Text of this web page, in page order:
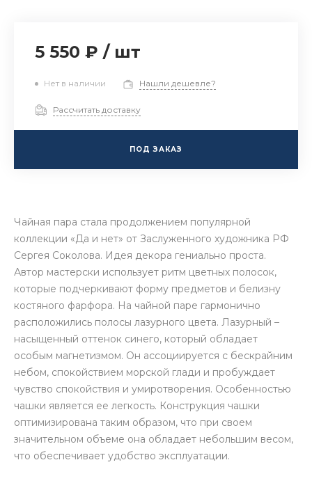
5 550 ₽ / шт
Нет в наличии Нашли дешевле?
Рассчитать доставку
ПОД ЗАКАЗ
Чайная пара стала продолжением популярной
коллекции «Да и нет» от Заслуженного художника РФ
Сергея Соколова. Идея декора гениально проста.
Автор мастерски использует ритм цветных полосок,
которые подчеркивают форму предметов и белизну
костяного фарфора. На чайной паре гармонично
расположились полосы лазурного цвета. Лазурный –
насыщенный оттенок синего, который обладает
особым магнетизмом. Он ассоциируется с бескрайним
небом, спокойствием морской глади и пробуждает
чувство спокойствия и умиротворения. Особенностью
чашки является ее легкость. Конструкция чашки
оптимизирована таким образом, что при своем
значительном объеме она обладает небольшим весом,
что обеспечивает удобство эксплуатации.